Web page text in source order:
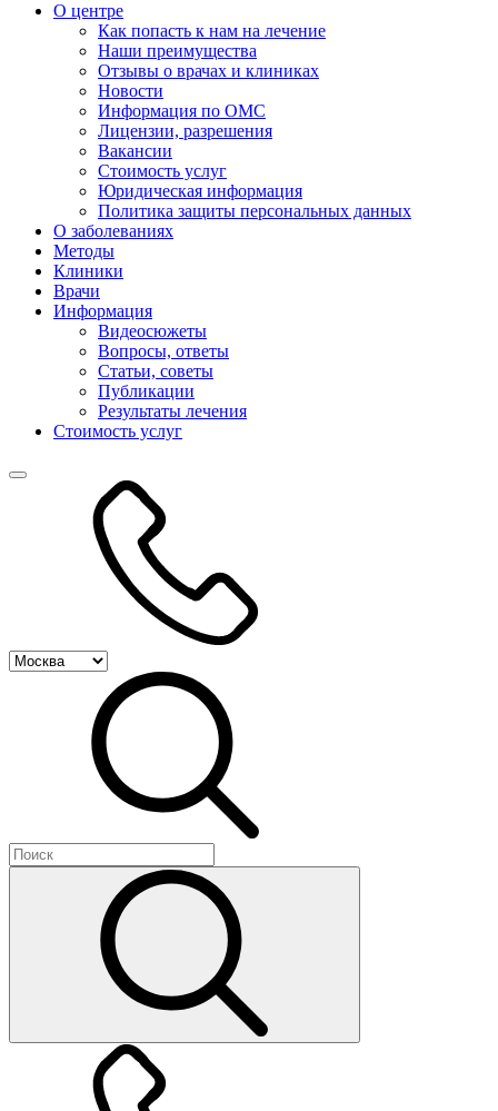
О центре
Как попасть к нам на лечение
Наши преимущества
Отзывы о врачах и клиниках
Новости
Информация по ОМС
Лицензии, разрешения
Вакансии
Стоимость услуг
Юридическая информация
Политика защиты персональных данных
О заболеваниях
Методы
Клиники
Врачи
Информация
Видеосюжеты
Вопросы, ответы
Статьи, советы
Публикации
Результаты лечения
Стоимость услуг